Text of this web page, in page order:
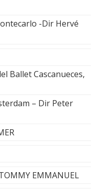
-Dir Hervé
Ballet Cascanueces,
– Dir Peter
EMMANUEL